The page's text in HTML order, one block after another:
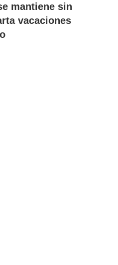
mantiene sin
vacaciones